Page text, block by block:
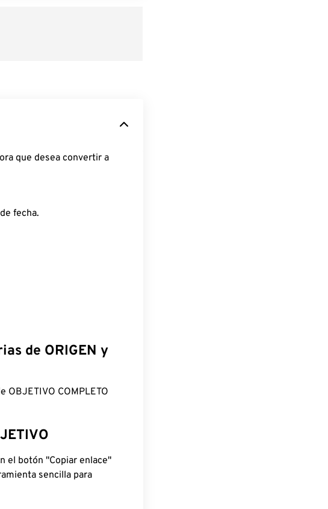
que desea convertir a
fecha.
de ORIGEN y
OBJETIVO COMPLETO
el botón "Copiar enlace"
sencilla para